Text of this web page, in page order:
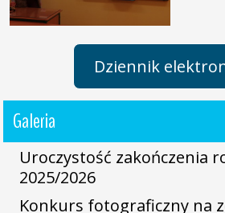
Dziennik
Galeria
Uroczystość zakończenia
2025/2026
Konkurs fotograficzny na